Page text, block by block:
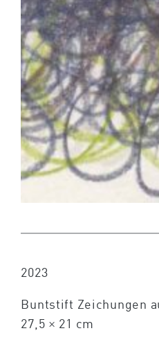
2023
Buntstift Zeichungen
27,5 × 21 cm